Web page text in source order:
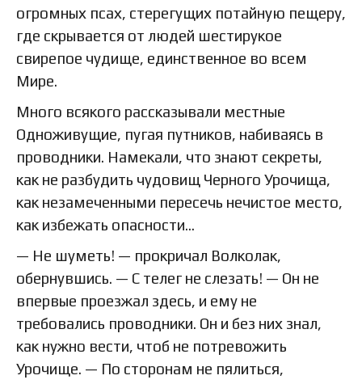
огромных псах, стерегущих потайную пещеру,
где скрывается от людей шестирукое
свирепое чудище, единственное во всем
Мире.
Много всякого рассказывали местные
Одноживущие, пугая путников, набиваясь в
проводники. Намекали, что знают секреты,
как не разбудить чудовищ Черного Урочища,
как незамеченными пересечь нечистое место,
как избежать опасности…
— Не шуметь! — прокричал Волколак,
обернувшись. — С телег не слезать! — Он не
впервые проезжал здесь, и ему не
требовались проводники. Он и без них знал,
как нужно вести, чтоб не потревожить
Урочище. — По сторонам не пялиться,